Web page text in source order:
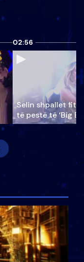
02:56
Selin shpallet
të pestë të ‘Big